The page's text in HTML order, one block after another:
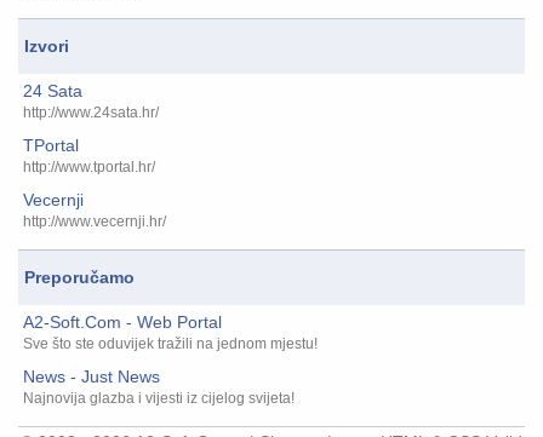
Izvori
24 Sata
http://www.24sata.hr/
TPortal
http://www.tportal.hr/
Vecernji
http://www.vecernji.hr/
Preporučamo
A2-Soft.Com - Web Portal
Sve što ste oduvijek tražili na jednom mjestu!
News - Just News
Najnovija glazba i vijesti iz cijelog svijeta!